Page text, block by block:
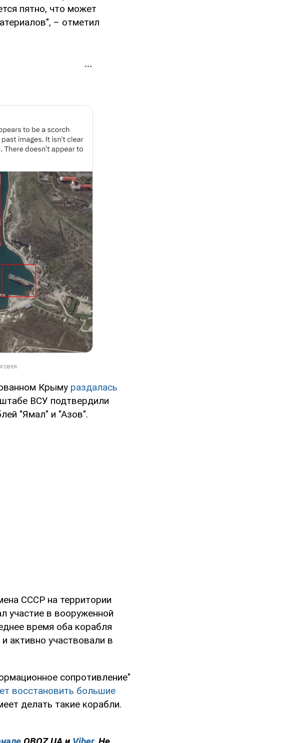
пятно, что может
– отметил
Крыму раздалась
ВСУ подтвердили
"Ямал" и "Азов".
СССР на территории
участие в вооруженной
время оба корабля
и активно участвовали в
сопротивление"
восстановить большие
делать такие корабли.